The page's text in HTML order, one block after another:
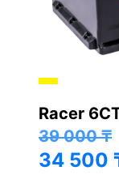
Racer
39 000₸
34 500